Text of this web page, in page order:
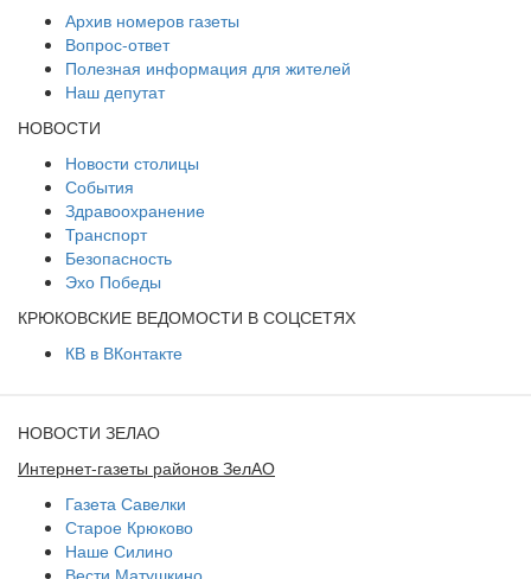
Архив номеров газеты
Вопрос-ответ
Полезная информация для жителей
Наш депутат
НОВОСТИ
Новости столицы
События
Здравоохранение
Транспорт
Безопасность
Эхо Победы
КРЮКОВСКИЕ ВЕДОМОСТИ В СОЦСЕТЯХ
КВ в ВКонтакте
НОВОСТИ ЗЕЛАО
Интернет-газеты районов ЗелАО
Газета Савелки
Старое Крюково
Наше Силино